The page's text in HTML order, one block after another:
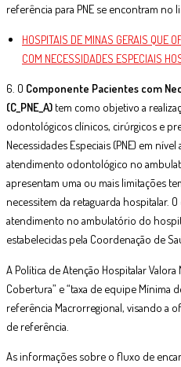
referência para PNE se encontram no
HOSPITAIS DE MINAS GERAIS QUE
COM NECESSIDADES ESPECIAIS
6. O Componente Pacientes com
(C_PNE_A) tem como objetivo a
odontológicos clínicos, cirúrgicos e
Necessidades Especiais (PNE) em
atendimento odontológico no
apresentam uma ou mais limitações
necessitem da retaguarda hospitalar.
atendimento no ambulatório do
estabelecidas pela Coordenação de
A Política de Atenção Hospitalar
Cobertura” e “taxa de equipe Mínima
referência Macrorregional, visando a
de referência.
As informações sobre o fluxo de